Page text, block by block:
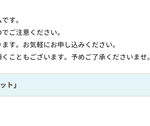
す。
ご注意ください。
す。お気軽にお申し込みください。
こともございます。予めご了承くださいませ。
ト」